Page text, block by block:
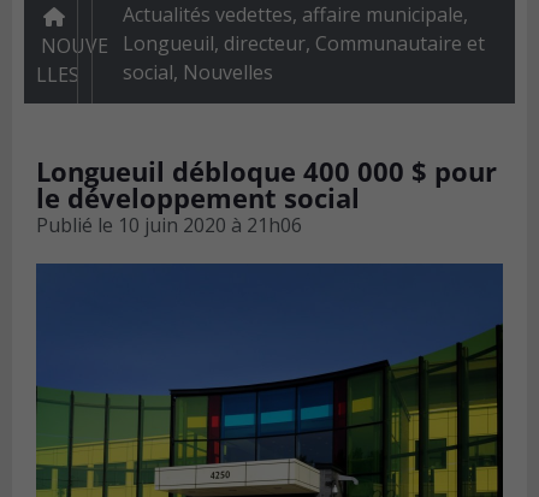
NOUVE
LLES
Actualités vedettes, affaire municipale,
Longueuil, directeur, Communautaire et
social, Nouvelles
Longueuil débloque 400 000 $ pour
le développement social
Publié le 10 juin 2020 à 21h06